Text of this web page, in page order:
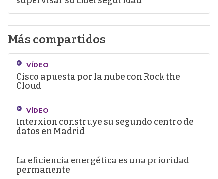
Más compartidos
VÍDEO
Cisco apuesta por la nube con Rock the
Cloud
VÍDEO
Interxion construye su segundo centro de
datos en Madrid
La eficiencia energética es una prioridad
permanente